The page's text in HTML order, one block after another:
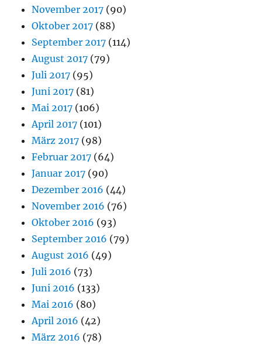
November 2017 (90)
Oktober 2017 (88)
September 2017 (114)
August 2017 (79)
Juli 2017 (95)
Juni 2017 (81)
Mai 2017 (106)
April 2017 (101)
März 2017 (98)
Februar 2017 (64)
Januar 2017 (90)
Dezember 2016 (44)
November 2016 (76)
Oktober 2016 (93)
September 2016 (79)
August 2016 (49)
Juli 2016 (73)
Juni 2016 (133)
Mai 2016 (80)
April 2016 (42)
März 2016 (78)